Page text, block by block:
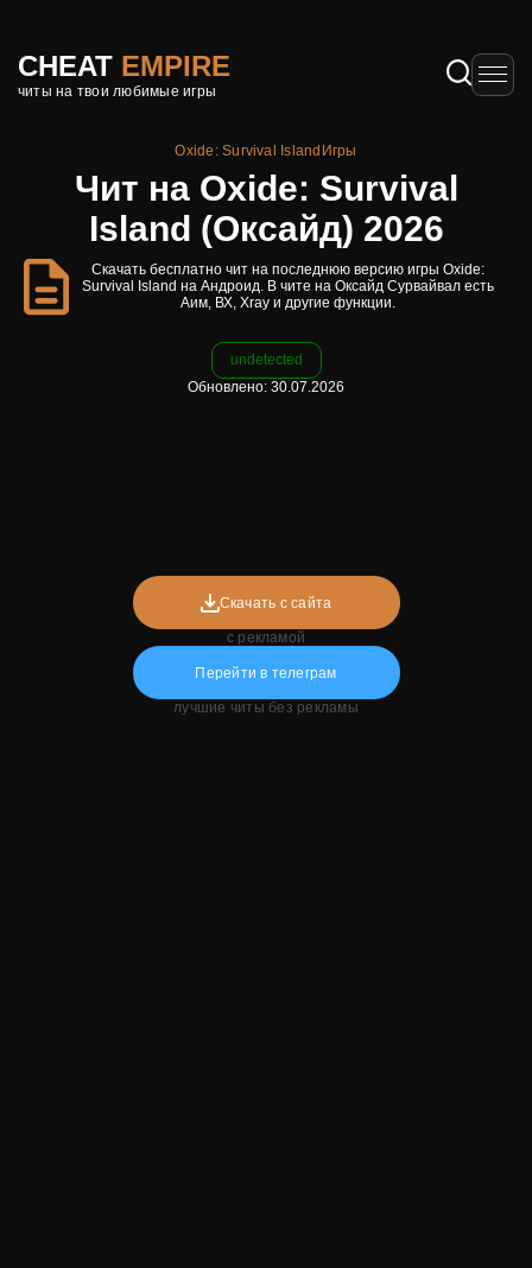
CHEAT EMPIRE
читы на твои любимые игры
Oxide: Survival Island Игры
Чит на Oxide: Survival
Island (Оксайд) 2026
Скачать бесплатно чит на последнюю версию игры Oxide:
Survival Island на Андроид. В чите на Оксайд Сурвайвал есть
Аим, ВХ, Xray и другие функции.
undetected
Обновлено: 30.07.2026
Скачать с сайта
с рекламой
Перейти в телеграм
лучшие читы без рекламы